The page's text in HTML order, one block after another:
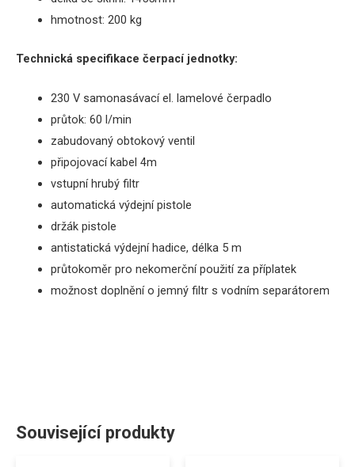
hmotnost: 200 kg
Technická specifikace čerpací jednotky:
230 V samonasávací el . lamelové čerpadlo
průtok: 60 l/min
zabudovaný obtokový ventil
připojovací kabel 4m
vstupní hrubý filtr
automatická výdejní pistole
držák pistole
antistatická výdejní hadice, délka 5 m
průtokoměr pro nekomerční použití za příplatek
možnost doplnění o jemný filtr s vodním separátorem
Související produkty